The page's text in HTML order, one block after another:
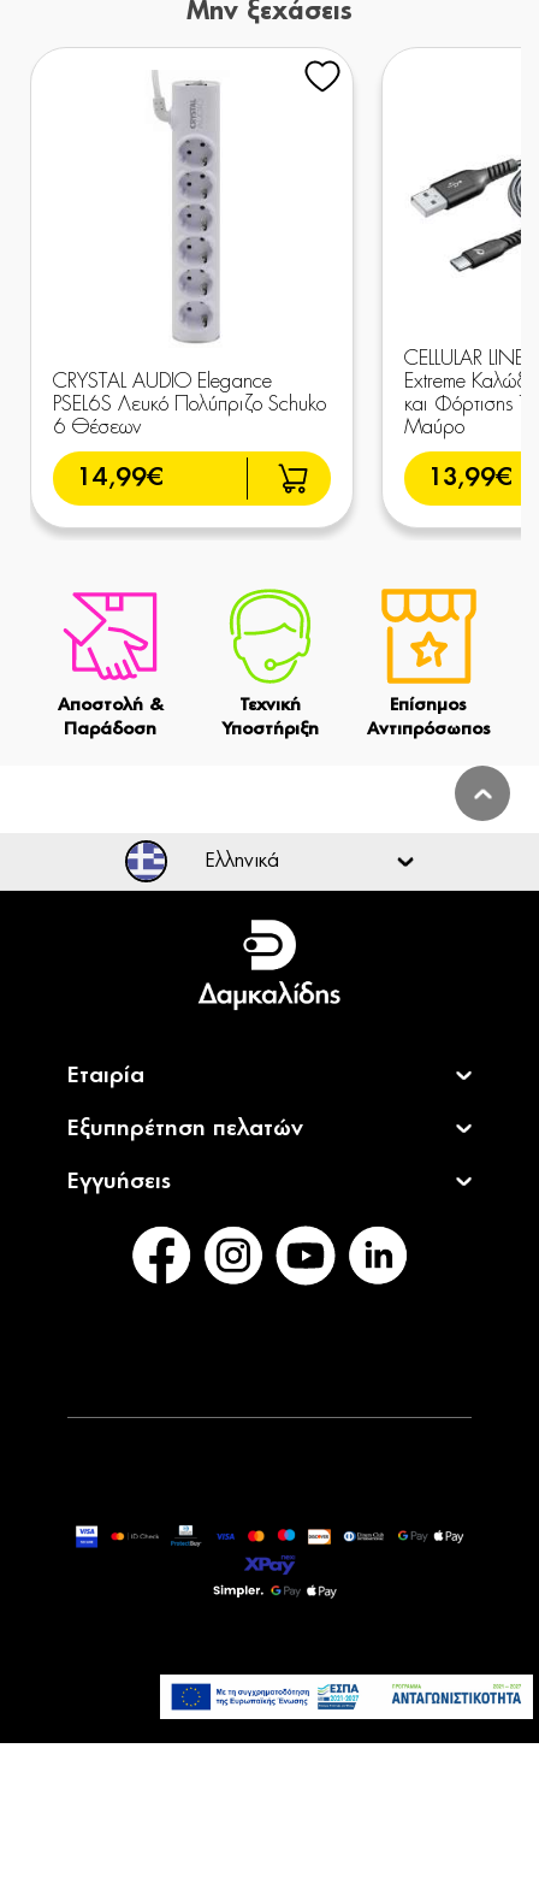
Μην ξεχάσεις
CRYSTAL AUDIO Elegance
PSEL6S Λευκό Πολύπριζο Schuko
6 Θέσεων
14,99€
CELLULAR
Extreme
και Φόρτισης
Μαύρο
13,99€
Αποστολή &
Παράδοση
Τεχνική
Υποστήριξη
Επίσημος
Αντιπρόσωπος
Προσθήκη στο καλάθι
Ελληνικά
Ελληνικά
English
Εταιρία
Εξυπηρέτηση πελατών
Εγγυήσεις